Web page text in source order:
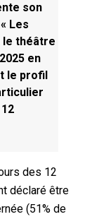
son
Les
le théâtre
en
le profil
des 12
déclaré être
(51% de